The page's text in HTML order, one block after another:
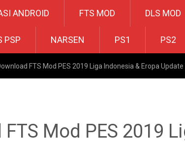
ANDROID FTS MOD DLS MOD
PSP NARSEN PS1 PS2
FTS Mod PES 2019 Liga Indonesia & Eropa
Mod PES 2019